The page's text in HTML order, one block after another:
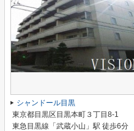
シャンドール目黒
東京都目黒区目黒本町３丁目8-1
東急目黒線「武蔵小山」駅 徒歩6分